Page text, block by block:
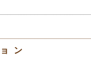
ン